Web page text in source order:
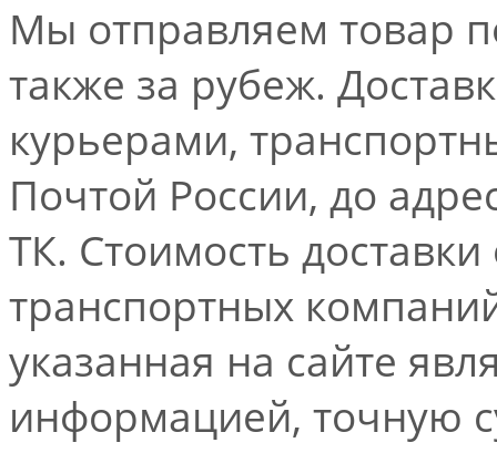
Мы отправляем товар
также за рубеж.
курьерами,
Почтой России, до
ТК. Стоимость
транспортных
указанная на сайте
информацией, точную